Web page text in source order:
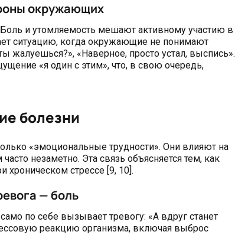
окружающих
и утомляемость мешают активному участию в
ситуацию, когда окружающие не понимают
«Наверное, просто устал, выспись».
«я один с этим», что, в свою очередь,
болезни
«эмоциональные трудности». Они влияют на
незаметно. Эта связь объясняется тем, как
хроническом стрессе [9, 10].
— боль
по себе вызывает тревогу: «А вдруг станет
реакцию организма, включая выброс